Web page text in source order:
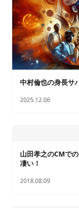
中村倫也の身長サ
2025.12.06
山田孝之のCMで
凄い！
2018.08.09